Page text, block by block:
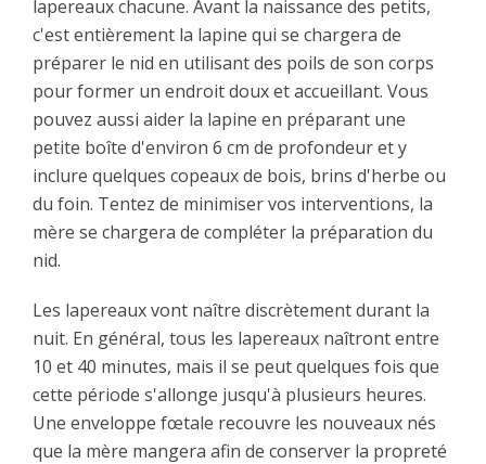
lapereaux chacune. Avant la naissance des petits,
c'est entièrement la lapine qui se chargera de
préparer le nid en utilisant des poils de son corps
pour former un endroit doux et accueillant. Vous
pouvez aussi aider la lapine en préparant une
petite boîte d'environ 6 cm de profondeur et y
inclure quelques copeaux de bois, brins d'herbe ou
du foin. Tentez de minimiser vos interventions, la
mère se chargera de compléter la préparation du
nid.
Les lapereaux vont naître discrètement durant la
nuit. En général, tous les lapereaux naîtront entre
10 et 40 minutes, mais il se peut quelques fois que
cette période s'allonge jusqu'à plusieurs heures.
Une enveloppe fœtale recouvre les nouveaux nés
que la mère mangera afin de conserver la propreté